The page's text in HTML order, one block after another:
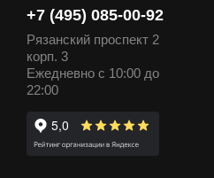
+7 (495) 085-00-92
Рязанский проспект 2
корп. 3
Ежедневно с 10:00 до
22:00